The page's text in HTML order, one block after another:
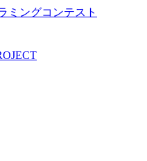
ミングコンテスト